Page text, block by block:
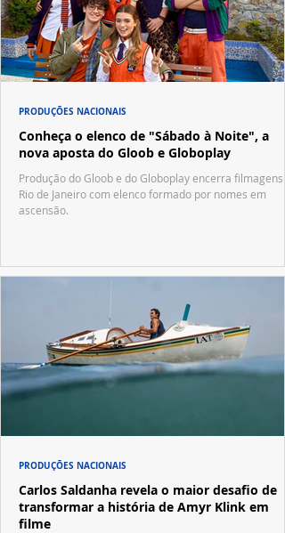
Conheça o elenco de "Sábado à Noite", a
nova aposta do Gloob e Globoplay
Produção do Gloob e do Globoplay encerra filmagens
Rio de Janeiro com elenco formado por nomes em
ascensão.
PRODUÇÕES NACIONAIS
Carlos Saldanha revela o maior desafio de
transformar a história de Amyr Klink em
filme
PRODUÇÕES NACIONAIS